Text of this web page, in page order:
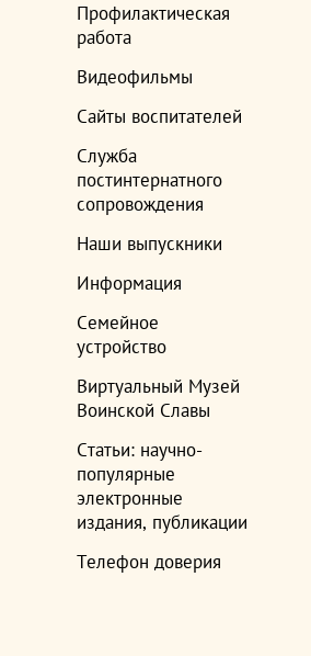
Профилактическая
работа
Видеофильмы
Сайты воспитателей
Служба
постинтернатного
сопровождения
Наши выпускники
Информация
Семейное
устройство
Виртуальный Музей
Воинской Славы
Статьи: научно-
популярные
электронные
издания, публикации
Телефон доверия